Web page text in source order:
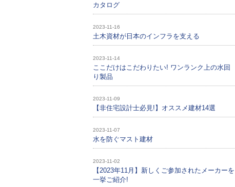
カタログ
2023-11-16
土木資材が日本のインフラを支える
2023-11-14
ここだけはこだわりたい! ワンランク上の水回
り製品
2023-11-09
【非住宅設計士必見!】オススメ建材14選
2023-11-07
水を防ぐマスト建材
2023-11-02
【2023年11月】新しくご参加されたメーカーを
一挙ご紹介!